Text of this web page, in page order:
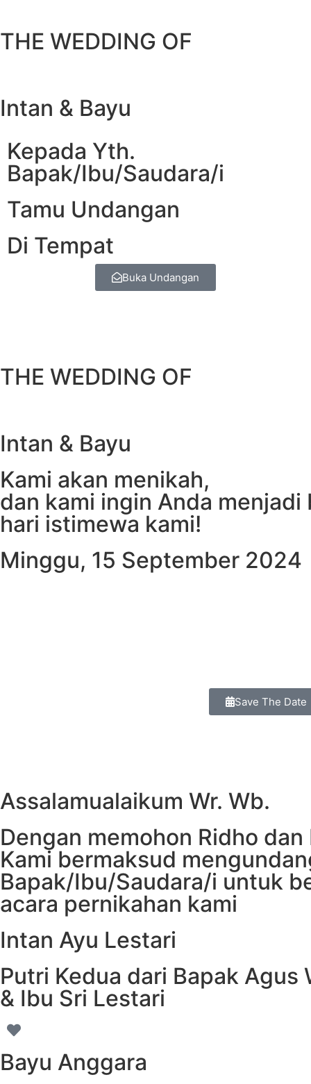
THE WEDDING OF
Intan & Bayu
Kepada Yth.
Bapak/Ibu/Saudara/i
Tamu Undangan
Di Tempat
Buka Undangan
THE WEDDING OF
Intan & Bayu
Kami akan menikah,
dan kami ingin Anda menjadi
hari istimewa kami!
Minggu, 15 September 2024
Save The Date
Assalamualaikum Wr. Wb.
Dengan memohon Ridho dan
Kami bermaksud
Bapak/Ibu/Saudara/i untuk
acara pernikahan kami
Intan Ayu Lestari
Putri Kedua dari Bapak Agus
& Ibu Sri Lestari
Bayu Anggara